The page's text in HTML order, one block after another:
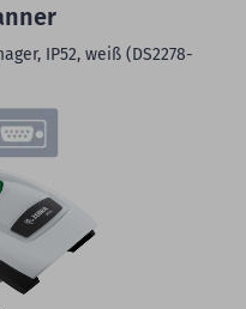
IP52, weiß (DS2278-